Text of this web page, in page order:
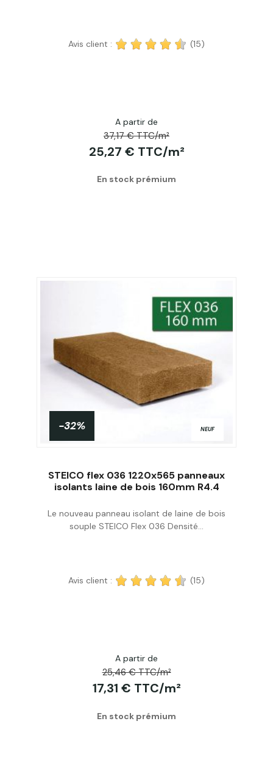
Avis client : (15)
A partir de
37,17 € TTC/m²
25,27 € TTC/m²
En stock prémium
Acheter
-32% NEUF
STEICO flex 036 1220x565 panneaux
isolants laine de bois 160mm R4.4
Le nouveau panneau isolant de laine de bois
souple STEICO Flex 036 Densité...
Avis client : (15)
A partir de
25,46 € TTC/m²
17,31 € TTC/m²
En stock prémium